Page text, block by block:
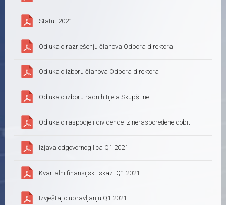
Statut 2021
Odluka o razrješenju članova Odbora direktora
Odluka o izboru članova Odbora direktora
Odluka o izboru radnih tijela Skupštine
Odluka o raspodjeli dividende iz neraspoređene dobiti
Izjava odgovornog lica Q1 2021
Kvartalni finansijski iskazi Q1 2021
Izvještaj o upravljanju Q1 2021